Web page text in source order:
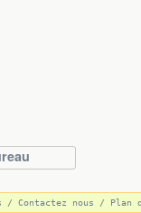
/ Contactez nous / Plan